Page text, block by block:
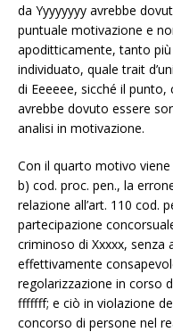
da Yyyyyyyy avrebbe
puntuale motivazione e
apoditticamente, tanto
individuato, quale trait
di Eeeeee, sicché il
avrebbe dovuto essere
analisi in motivazione.
Con il quarto motivo
b) cod. proc. pen., la
relazione all’art. 110 cod.
partecipazione
criminoso di Xxxxx, senza
effettivamente
regolarizzazione in corso
fffffff; e ciò in violazione
concorso di persone nel